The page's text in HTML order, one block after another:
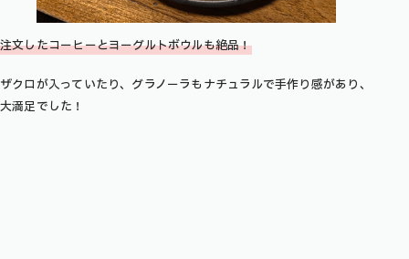
注文したコーヒーとヨーグルトボウルも絶品！
ザクロが入っていたり、グラノーラもナチュラルで手作り感があり、
大満足でした！